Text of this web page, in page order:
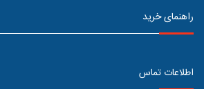
راهنمای خرید
اطلاعات تماس